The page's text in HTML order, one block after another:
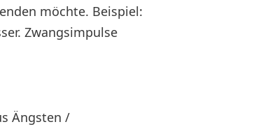
möchte. Beispiel:
Zwangsimpulse
Ängsten /